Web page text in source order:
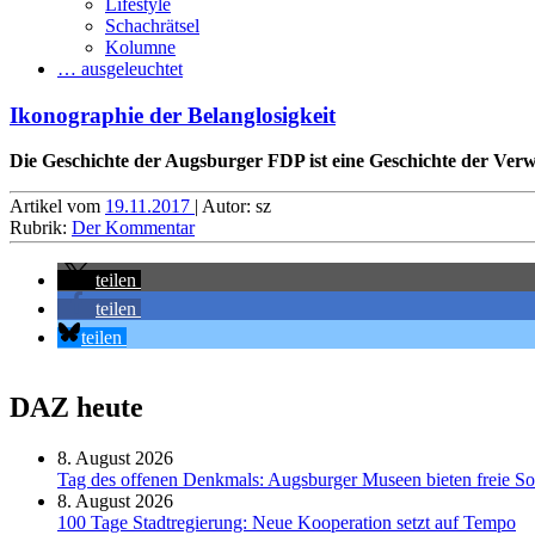
Lifestyle
Schachrätsel
Kolumne
… ausgeleuchtet
Ikonographie der Belanglosigkeit
Die Geschichte der Augsburger FDP ist eine Geschichte der
Artikel vom 19.11.2017 | Autor: sz
Rubrik: Der Kommentar
teilen
teilen
teilen
DAZ heute
8. August 2026
Tag des offenen Denkmals: Augsburger Museen bieten freie
8. August 2026
100 Tage Stadtregierung: Neue Kooperation setzt auf Tempo